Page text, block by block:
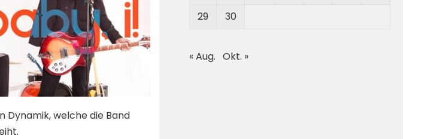
Dynamik, welche die Band
29
30
« Aug. Okt. »